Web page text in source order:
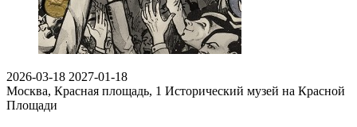
2026-03-18 2027-01-18
Москва, Красная площадь, 1 Исторический музей на Красной
Площади